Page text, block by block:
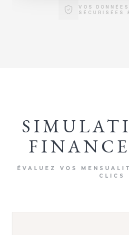
VOS
SÉCURISÉES
ÉVALUEZ VOS
CLICS